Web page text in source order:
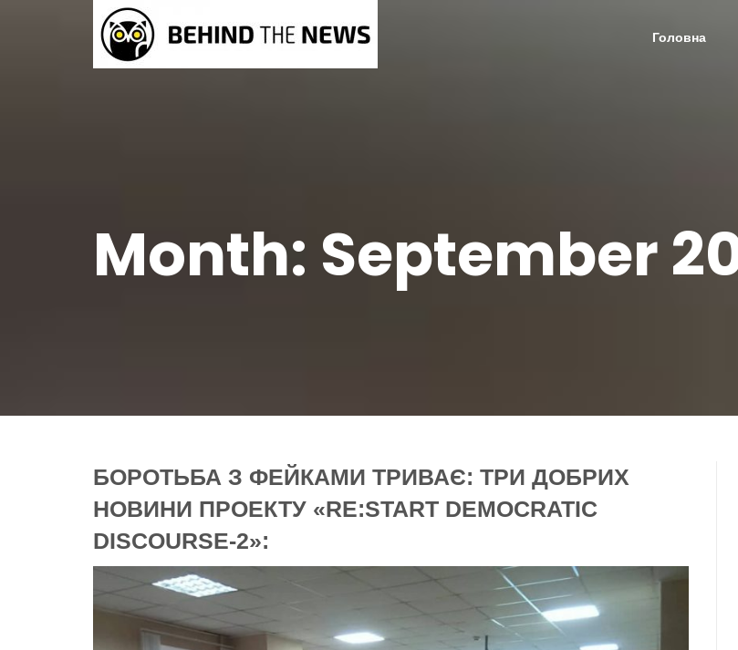
Головна
Month: September
БОРОТЬБА З ФЕЙКАМИ ТРИВАЄ: ТРИ ДОБРИХ
НОВИНИ ПРОЕКТУ «RE:START DEMOCRATIC
DISCOURSE-2»: